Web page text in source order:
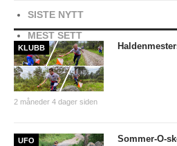
GRASROTANDELEN
KONTAKTADRESSER
HANDLINGSDOKUMENT
HISTORISK
Årsberetninger
SISTE NYTT
MEST SETT
KLUBB
2 måneder 4 dager siden
UFO Sommer-O-